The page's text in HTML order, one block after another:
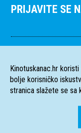
PRIJAVITE SE
Kinotuskanac.hr
bolje korisničko
stranica slažete se sa